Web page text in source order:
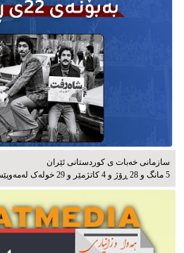
سازمانی خەبات ی كوردستانی ئێران
5 مانگ و 28 ڕۆژ و 4 کاتژمێر و 29 خوله‌ک له‌مه‌وپێش‌